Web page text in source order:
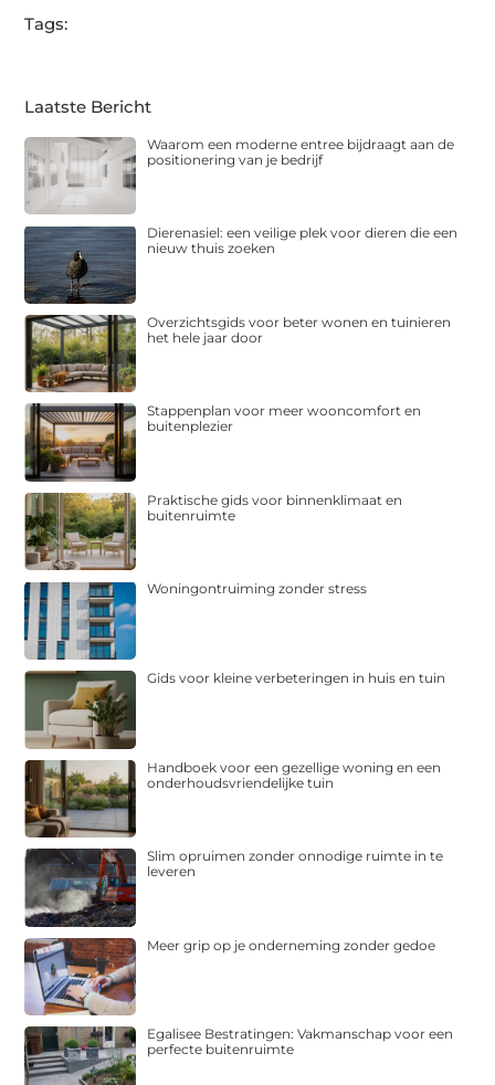
Tags:
Laatste Bericht
Waarom een moderne entree bijdraagt aan de
positionering van je bedrijf
Dierenasiel: een veilige plek voor dieren die een
nieuw thuis zoeken
Overzichtsgids voor beter wonen en tuinieren
het hele jaar door
Stappenplan voor meer wooncomfort en
buitenplezier
Praktische gids voor binnenklimaat en
buitenruimte
Woningontruiming zonder stress
Gids voor kleine verbeteringen in huis en tuin
Handboek voor een gezellige woning en een
onderhoudsvriendelijke tuin
Slim opruimen zonder onnodige ruimte in te
leveren
Meer grip op je onderneming zonder gedoe
Egalisee Bestratingen: Vakmanschap voor een
perfecte buitenruimte